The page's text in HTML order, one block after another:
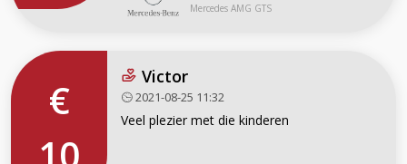
Mercedes AMG GTS
€
Victor
2021-08-25 11:32
Veel plezier met die kinderen